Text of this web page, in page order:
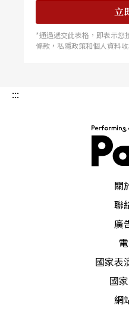
立
*通過遞交此表格，即表示您
條款，私隱政策和個人資料收
:::
關
聯
廣
國家表
國
網